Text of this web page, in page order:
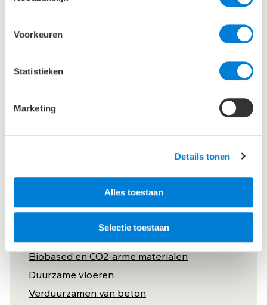
Voorkeuren
Statistieken
Marketing
Details tonen
Alles toestaan
Selectie toestaan
ABT met Movares aan de slag met herstel
Duurzaam waterdichte kelders
viaducten HSL-Zuid
Expertises
Biobased en CO2-arme materialen
Duurzame vloeren
Verduurzamen van beton